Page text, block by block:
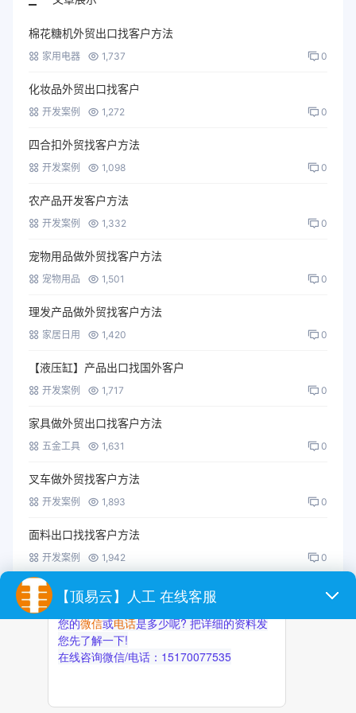
棉花糖机外贸出口找客户方法
家用电器 1,737 0
化妆品外贸出口找客户
开发案例 1,272 0
四合扣外贸找客户方法
开发案例 1,098 0
农产品开发客户方法
开发案例 1,332 0
宠物用品做外贸找客户方法
宠物用品 1,501 0
理发产品做外贸找客户方法
家居日用 1,420 0
【液压缸】产品出口找国外客户
开发案例 1,717 0
家具做外贸出口找客户方法
五金工具 1,631 0
叉车做外贸找客户方法
开发案例 1,893 0
面料出口找找客户方法
开发案例 1,942 0